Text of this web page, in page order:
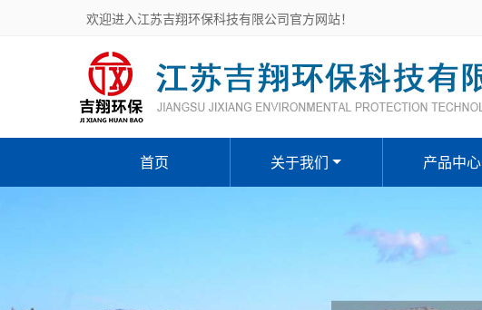
欢迎进入江苏吉翔环保科技有限公司官方网站！
首页 关于我们 产品中心